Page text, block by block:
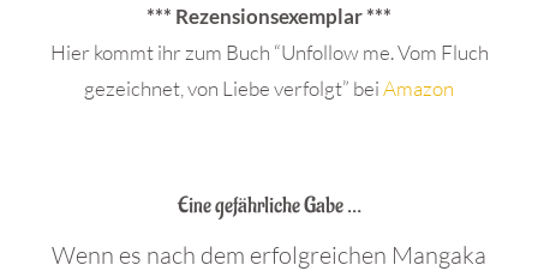
*** Rezensionsexemplar ***
Hier kommt ihr zum Buch “Unfollow me. Vom Fluch
gezeichnet, von Liebe verfolgt” beiAmazon
Eine gefährliche Gabe …
Wenn es nach dem erfolgreichen Mangaka